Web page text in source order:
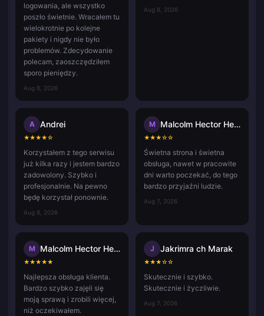
logowania, ale wszystko
poszło świetnie. Wracałem tu
wielokrotnie po kolejne
pakiety i nigdy nie było
problemów. Zdecydowanie
polecam, zaoszczędziłem
sporo pieniędzy.
Aug 8, 2026
Aug 8, 2026
A Andrei
★★★★☆
Korzystałem z tego serwisu
już kilka razy i jestem bardzo
zadowolony. Szybko i
profesjonalnie. Na pewno
będę korzystał ponownie.
Aug 8, 2026
M Malcolm Hector Herce
★★★☆☆
Świetna strona i świetna
obsługa, nawet w pracowite
dni warto poczekać, do tego
bardzo przyjaźni ludzie.
Aug 7, 2026
M Malcolm Hector Herce
★★★★★
Najlepsza obsługa klienta.
Bardzo szybko zajęli się
moją sprawą i zrobili więcej,
niż oczekiwałem.
J Jakrimra ch Marak
★★★☆☆
Skutecznie i szybko.
Skutecznie i życzliwie.
Aug 7, 2026